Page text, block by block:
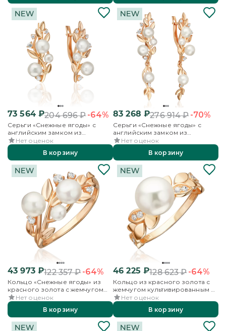
73 564₽204 696₽-64%
Серьги «Снежные ягоды» с
английским замком из
красного золота с жемчугом
культивированным и
фианитами
Нет оценок
В корзину
83 268 ₽276 914₽-70%
Серьги «Снежные ягоды» с
английским замком из
красного золота с жемчугом
культивированным и
фианитами
Нет оценок
В корзину
43 973₽122 357₽-64%
Кольцо «Снежные ягоды» из
красного золота с жемчугом
культивированным и
фианитами
Нет оценок
В корзину
46 225 ₽128 623₽-64%
Кольцо из красного золота с
жемчугом культивированным и
фианитами
Нет оценок
В корзину